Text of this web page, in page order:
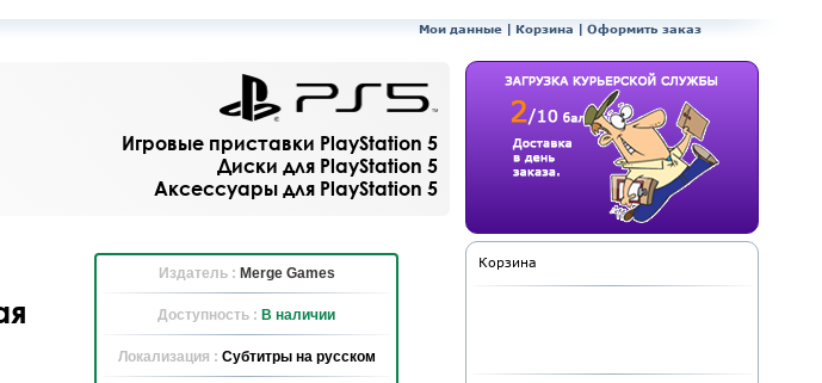
Мои данные | Корзина | Оформить заказ
Игровые приставки PlayStation 5
Диски для PlayStation 5
Аксессуары для PlayStation 5
Издатель : Merge Games
Доступность : В наличии
Локализация : Субтитры на русском
Корзина